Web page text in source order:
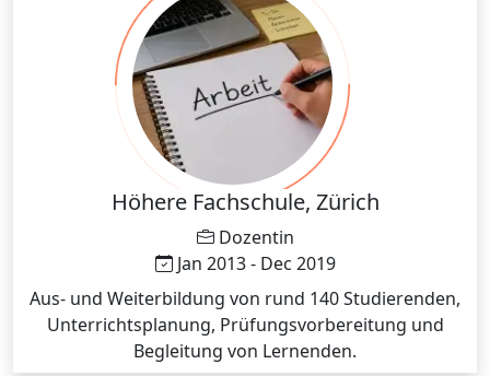
Höhere Fachschule, Zürich
Dozentin
Jan 2013 - Dec 2019
Aus- und Weiterbildung von rund 140 Studierenden,
Unterrichtsplanung, Prüfungsvorbereitung und
Begleitung von Lernenden.